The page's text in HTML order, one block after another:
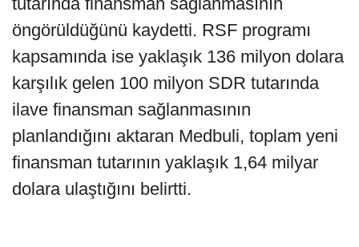
öngörüldüğünü kaydetti. RSF programı
kapsamında ise yaklaşık 136 milyon dolara
karşılık gelen 100 milyon SDR tutarında
ilave finansman sağlanmasının
planlandığını aktaran Medbuli, toplam yeni
finansman tutarının yaklaşık 1,64 milyar
dolara ulaştığını belirtti.